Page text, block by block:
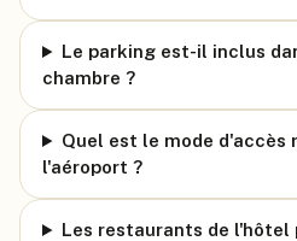
Le parking est-il inclus
chambre ?
Quel est le mode d'accès
l'aéroport ?
Les restaurants de l'hôtel